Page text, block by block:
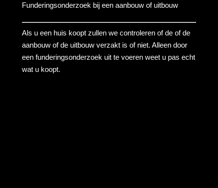
Funderingsonderzoek bij een aanbouw of uitbouw
Als u een huis koopt zullen we controleren of de of de
aanbouw of de uitbouw verzakt is of niet. Alleen door
een funderingsonderzoek uit te voeren weet u pas echt
wat u koopt.